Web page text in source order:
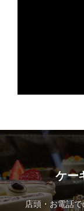
ケー
店頭・お電話